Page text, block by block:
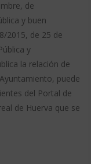
de
y buen
2015, de 25 de
y
la relación de
puede
del Portal de
de Huerva que se